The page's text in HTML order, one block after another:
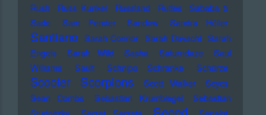
Rush
Russ Kunkel Russland Rutles
Sababa 5
Sade
Sam Fender Sandow Sandra Hüller
Santiano Sarah Connor Sarah Davachi Sarah
Engels
Sarah Wild Sasha Saturndaze
Saul
Williams
Sault Schnipo Schranke Schürze
Scooter Scorpions Scott Walker
Scycs
Sean Combs
Sebastian Krumbiegel
Sebastian